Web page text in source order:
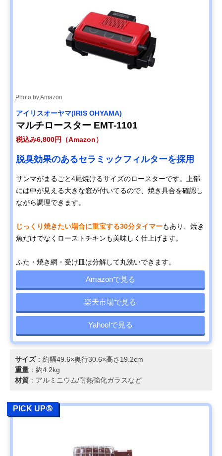
Photo by Amazon
アイリスオーヤマ(IRIS OHYAMA)
マルチロースター EMT-1101
税込み6,800円（Amazon）
脱臭効果のあるセラミックフィルターを採用
サンマがまるごと4尾焼けるサイズのロースターです。上部
には中が見える大きな窓が付いてるので、焼き具合を確認し
ながら調理できます。
じっくり焼きたい場合に重宝する30分タイマーもあり、焼き
魚だけでなくローストチキンも美味しく仕上げます。
ふた・焼き網・受け皿は分解して丸洗いできます。
Amazonで見る
楽天市場で見る
Yahoo!で見る
サイズ：約幅49.6×奥行30.6×高さ19.2cm
重量 ：約4.2kg
材質 ：アルミニウム/耐熱強化ガラスなど
PICK UP⑤